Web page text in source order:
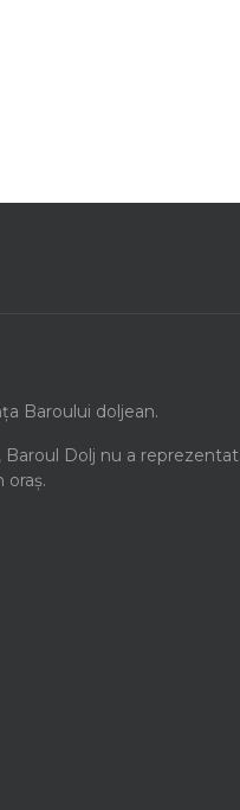
Baroului doljean.
Baroul Dolj nu a reprezentat
oraș.